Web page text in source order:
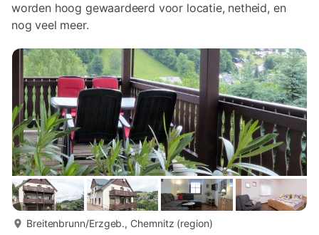
worden hoog gewaardeerd voor locatie, netheid, en
nog veel meer.
Breitenbrunn/Erzgeb., Chemnitz (region)